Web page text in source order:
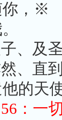
你，※
、及
、直
的天
56 ：一